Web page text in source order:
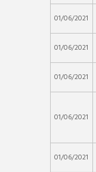
01/06/2021
01/06/2021
01/06/2021
01/06/2021
01/06/2021